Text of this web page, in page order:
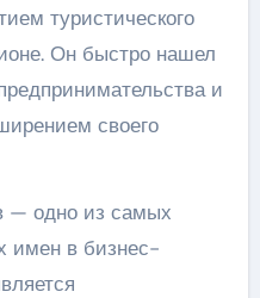
туристического
Он быстро нашел
и
своего
— одно из самых
имен в бизнес-